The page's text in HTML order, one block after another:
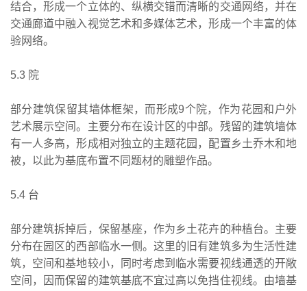
结合，形成一个立体的、纵横交错而清晰的交通网络，并在
交通廊道中融入视觉艺术和多媒体艺术，形成一个丰富的体
验网络。
5.3 院
部分建筑保留其墙体框架，而形成9个院，作为花园和户外
艺术展示空间。主要分布在设计区的中部。残留的建筑墙体
有一人多高，形成相对独立的主题花园，配置乡土乔木和地
被，以此为基底布置不同题材的雕塑作品。
5.4 台
部分建筑拆掉后，保留基座，作为乡土花卉的种植台。主要
分布在园区的西部临水一侧。这里的旧有建筑多为生活性建
筑，空间和基地较小，同时考虑到临水需要视线通透的开敞
空间，因而保留的建筑基底不宜过高以免挡住视线。由墙基